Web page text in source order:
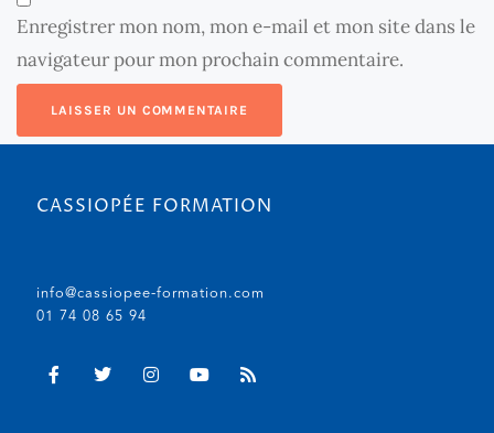
Enregistrer mon nom, mon e-mail et mon site dans le
navigateur pour mon prochain commentaire.
CASSIOPÉE FORMATION
info@cassiopee-formation.com
01 74 08 65 94